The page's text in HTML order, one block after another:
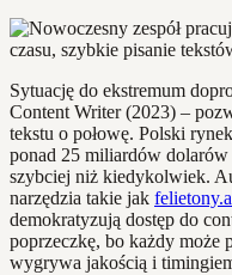
Sytuację do ekstremum
Content Writer (2023) –
tekstu o połowę. Polski
ponad 25 miliardów
szybciej niż kiedykolwiek.
narzędzia takie jak
demokratyzują dostęp do
poprzeczkę, bo każdy może
wygrywa jakością i